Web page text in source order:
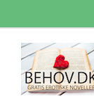
content